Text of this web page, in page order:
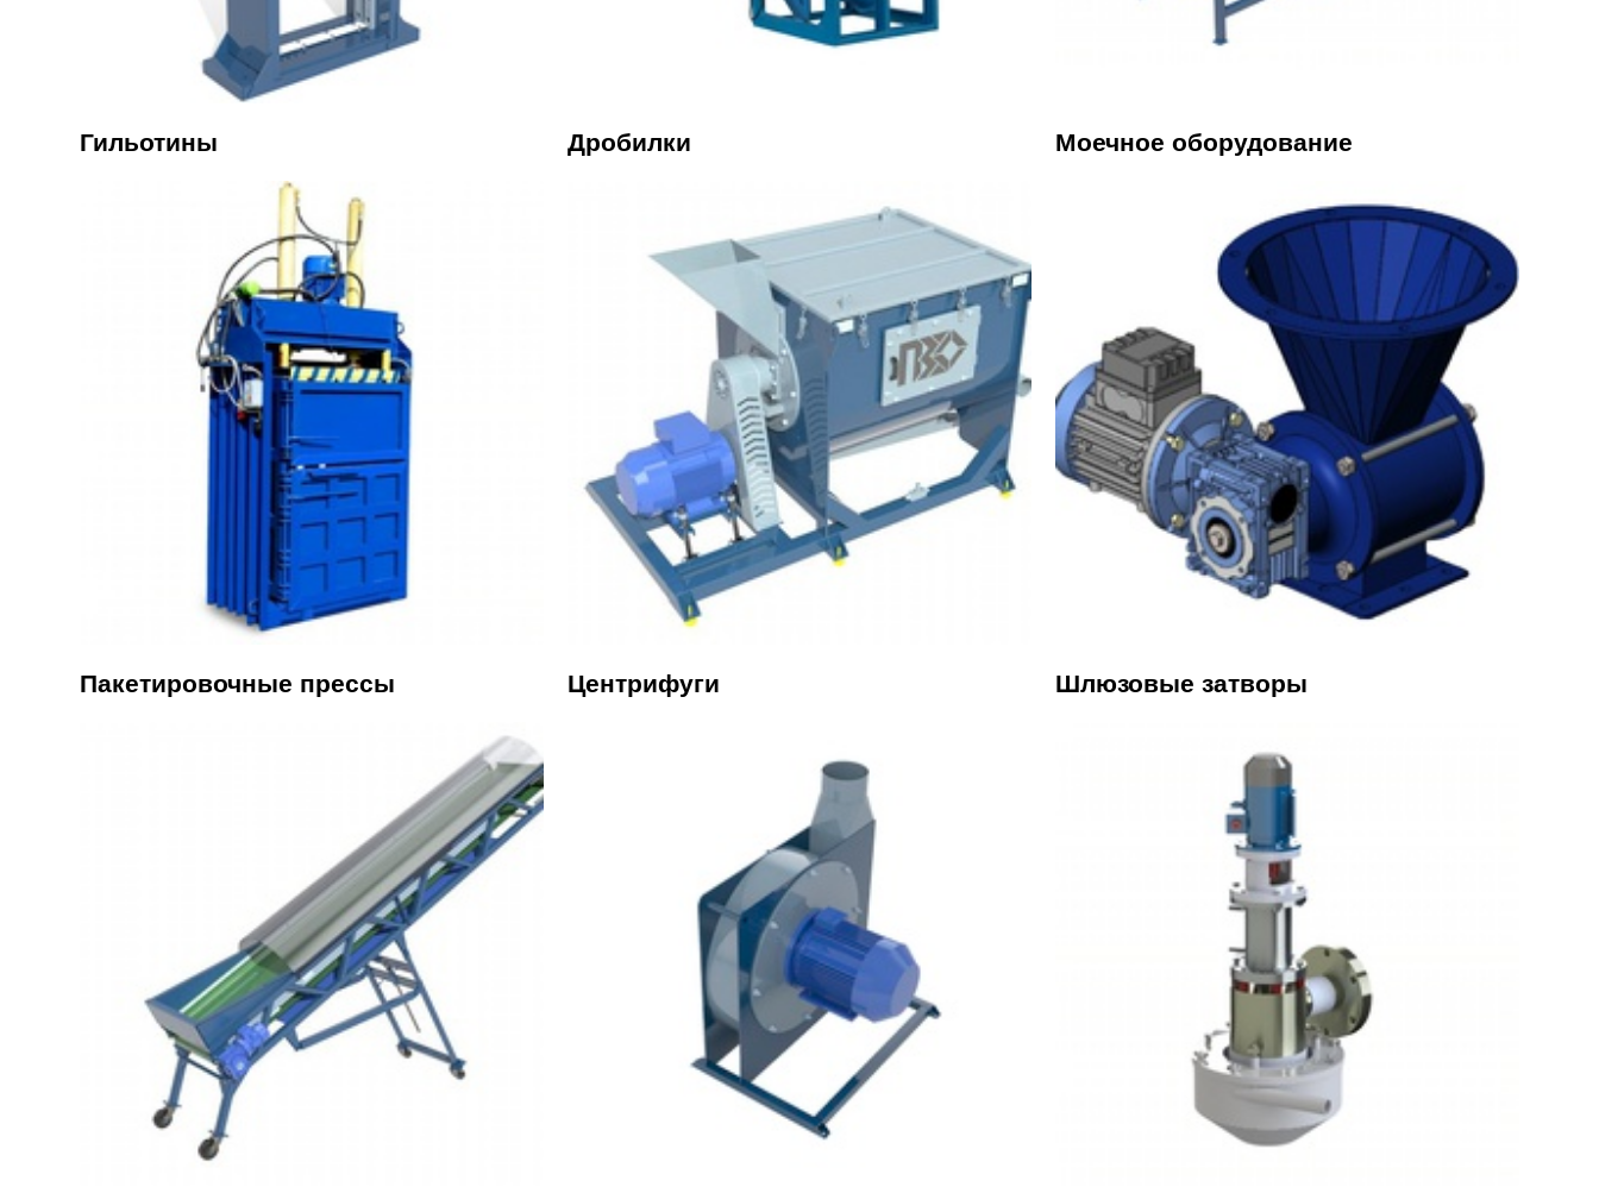
Гильотины Дробилки Моечное оборудование
Пакетировочные прессы Центрифуги Шлюзовые затворы